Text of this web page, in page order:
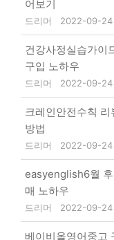
어보기
드리머 2022-09-24
건강사정실습가이
구입 노하우
드리머 2022-09-24
크레인안전수칙
방법
드리머 2022-09-24
easyenglish6월
매 노하우
드리머 2022-09-24
베이비올영어중고